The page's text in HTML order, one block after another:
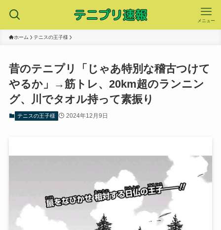
メニュー
ホーム テニスの王子様
昔のテニプリ「じゃあ特別な稽古つけて
やるか」→筋トレ、20km超のランニン
グ、川でタオル持って素振り
テニスの王子様 2024年12月9日